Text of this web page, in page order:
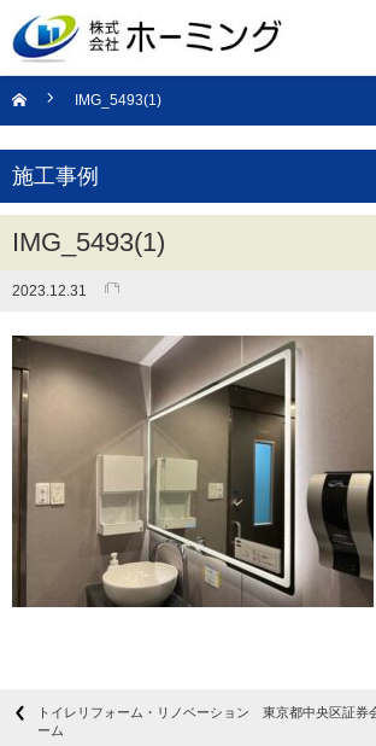
IMG_5493(1)
施工事例
IMG_5493(1)
2023.12.31
トイレリフォーム・リノベーション 東京都中央区証
ーム